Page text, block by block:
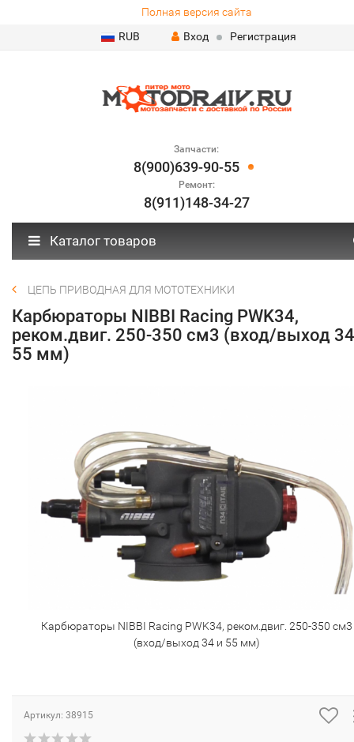
Полная версия сайта
RUB
Вход Регистрация
Запчасти:
8(900)639-90-55
Ремонт:
8(911)148-34-27
Каталог товаров
ЦЕПЬ ПРИВОДНАЯ ДЛЯ МОТОТЕХНИКИ
Карбюраторы NIBBI Racing PWK34,
реком.двиг. 250-350 см3 (вход/выход
55 мм)
Карбюраторы NIBBI Racing PWK34, реком.двиг. 250-350 см3
(вход/выход 34 и 55 мм)
Артикул: 38915